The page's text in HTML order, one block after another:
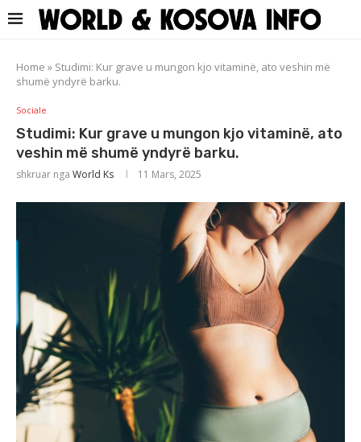
Home » Studimi: Kur grave u mungon kjo vitaminë, ato veshin më
shumë yndyrë barku.
Sociale
Studimi: Kur grave u mungon kjo vitaminë, ato
veshin më shumë yndyrë barku.
shkruar nga World Ks 11 Mars, 2025